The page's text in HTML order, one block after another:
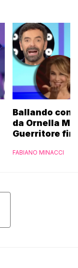
Ballando con
da Ornella
Guerritore
l’esclusiva di
FABIANO MINACCI